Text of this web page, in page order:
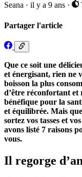
Seana · il y a 9 ans ·
Partager l'article
Que ce soit une
et énergisant, rien ne
boisson la plus
d’être réconfortant et
bénéfique pour la
et équilibrée. Mais
sortez vos tasses et
avons listé 7 raisons
vous.
Il regorge